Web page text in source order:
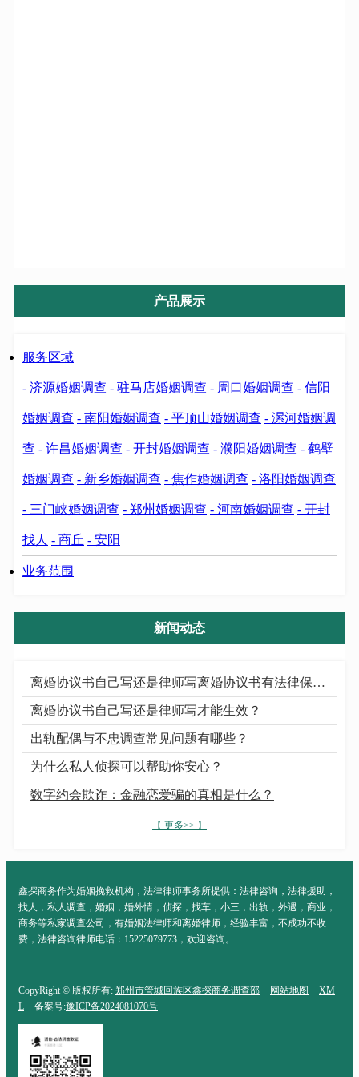
产品展示
服务区域
- 济源婚姻调查 - 驻马店婚姻调查 - 周口婚姻调查 - 信阳
婚姻调查 - 南阳婚姻调查 - 平顶山婚姻调查 - 漯河婚姻调
查 - 许昌婚姻调查 - 开封婚姻调查 - 濮阳婚姻调查 - 鹤壁
婚姻调查 - 新乡婚姻调查 - 焦作婚姻调查 - 洛阳婚姻调查
- 三门峡婚姻调查 - 郑州婚姻调查 - 河南婚姻调查 - 开封
找人 - 商丘 - 安阳
业务范围
新闻动态
离婚协议书自己写还是律师写离婚协议书有法律保护吗？
离婚协议书自己写还是律师写才能生效？
出轨配偶与不忠调查常见问题有哪些？
为什么私人侦探可以帮助你安心？
数字约会欺诈：金融恋爱骗的真相是什么？
【 更多>> 】
鑫探商务作为婚姻挽救机构，法律律师事务所提供：法律咨询，法律援助，
找人，私人调查，婚姻，婚外情，侦探，找车，小三，出轨，外遇，商业，
商务等私家调查公司，有婚姻法律师和离婚律师，经验丰富，不成功不收
费，法律咨询律师电话：15225079773，欢迎咨询。
CopyRight © 版权所有: 郑州市管城回族区鑫探商务调查部 网站地图
XM
L
备案号:豫ICP备2024081070号